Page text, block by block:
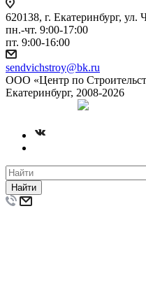
620138, г. Екатеринбург, ул.
пн.-чт. 9:00-17:00
пт. 9:00-16:00
sendvichstroy@bk.ru
ООО «Центр по
Екатеринбург, 2008-2026
Найти